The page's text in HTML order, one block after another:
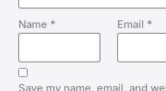
Name * Email *
Save my name, email, and